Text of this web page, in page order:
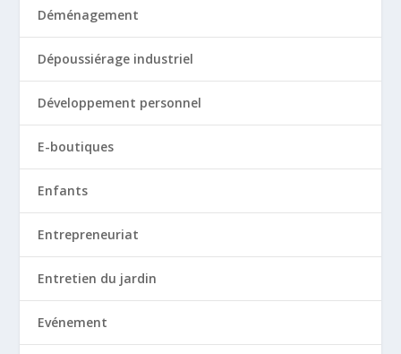
Déménagement
Dépoussiérage industriel
Développement personnel
E-boutiques
Enfants
Entrepreneuriat
Entretien du jardin
Evénement